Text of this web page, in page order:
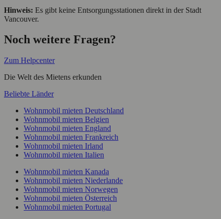
Hinweis: Es gibt keine Entsorgungsstationen direkt in der Stadt
Vancouver.
Noch weitere Fragen?
Zum Helpcenter
Die Welt des Mietens erkunden
Beliebte Länder
Wohnmobil mieten Deutschland
Wohnmobil mieten Belgien
Wohnmobil mieten England
Wohnmobil mieten Frankreich
Wohnmobil mieten Irland
Wohnmobil mieten Italien
Wohnmobil mieten Kanada
Wohnmobil mieten Niederlande
Wohnmobil mieten Norwegen
Wohnmobil mieten Österreich
Wohnmobil mieten Portugal